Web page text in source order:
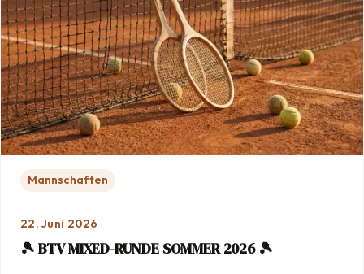
Mannschaften
22. Juni 2026
🎾 BTV MIXED-RUNDE SOMMER 2026 🎾